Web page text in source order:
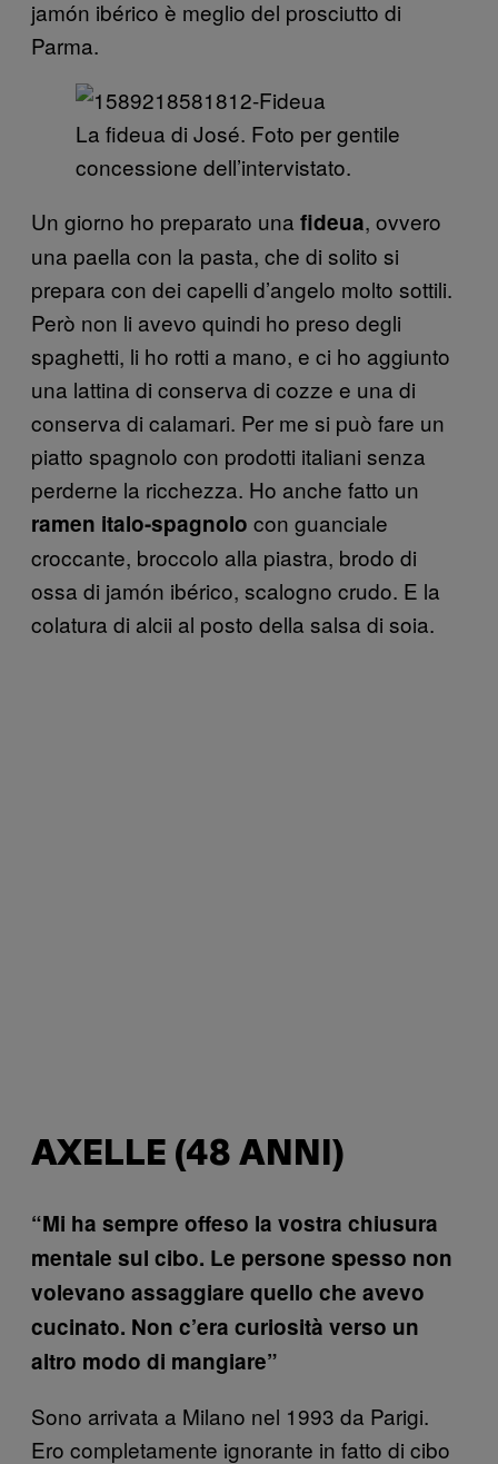
jamón ibérico è meglio del prosciutto di
Parma.
La fideua di José. Foto per gentile
concessione dell’intervistato.
Un giorno ho preparato una fideua, ovvero
una paella con la pasta, che di solito si
prepara con dei capelli d’angelo molto sottili.
Però non li avevo quindi ho preso degli
spaghetti, li ho rotti a mano, e ci ho aggiunto
una lattina di conserva di cozze e una di
conserva di calamari. Per me si può fare un
piatto spagnolo con prodotti italiani senza
perderne la ricchezza. Ho anche fatto un
ramen italo-spagnolo con guanciale
croccante, broccolo alla piastra, brodo di
ossa di jamón ibérico, scalogno crudo. E la
colatura di alcii al posto della salsa di soia.
AXELLE (48 ANNI)
“Mi ha sempre offeso la vostra chiusura
mentale sul cibo. Le persone spesso non
volevano assaggiare quello che avevo
cucinato. Non c’era curiosità verso un
altro modo di mangiare”
Sono arrivata a Milano nel 1993 da Parigi.
Ero completamente ignorante in fatto di cibo